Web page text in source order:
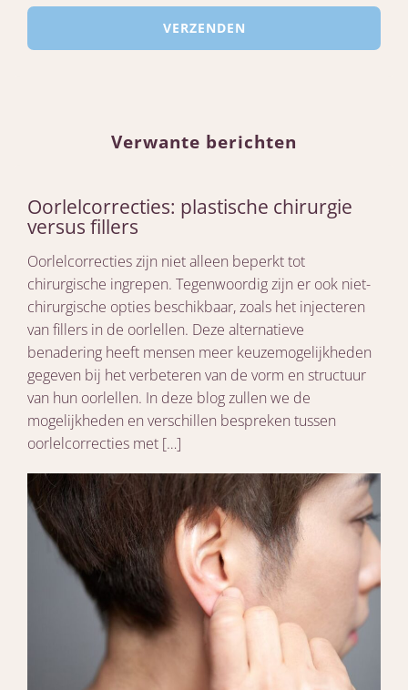
Verwante berichten
Oorlelcorrecties: plastische chirurgie
versus fillers
Oorlelcorrecties zijn niet alleen beperkt tot
chirurgische ingrepen. Tegenwoordig zijn er ook niet-
chirurgische opties beschikbaar, zoals het injecteren
van fillers in de oorlellen. Deze alternatieve
benadering heeft mensen meer keuzemogelijkheden
gegeven bij het verbeteren van de vorm en structuur
van hun oorlellen. In deze blog zullen we de
mogelijkheden en verschillen bespreken tussen
oorlelcorrecties met […]